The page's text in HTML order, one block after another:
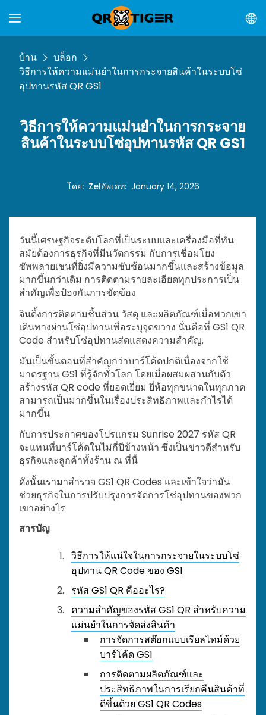
บ้าน
บล็อก
วิธีการให้ความแม่นยำในการกระจายสินค้าในระบบโซ่
อุปทานรหัส QR GS1
วิธีการให้ความแม่นยำในการกระจาย
สินค้าในระบบโซ่อุปทานรหัส QR GS1
โดย: Zelอัพเดท: January 14, 2026
วันนี้เศรษฐกิจระดับโลกที่เป็นระบบและเครื่องมือที่ทัน
สมัยต้องการธุรกิจที่มีนวัตกรรม กับการเชื่อมโยง
ซัพพลายเชนที่ยิ่งมีความซับซ้อนมากขึ้นและสร้างข้อมูล
มากขึ้นกว่าเดิม การติดตามรายละเอียดทุกประการเป็น
สำคัญเพื่อป้องกันการขัดข้อง
จินดิ้งการติดตามชิ้นส่วน วัสดุ และผลิตภัณฑ์เมื่อพวกเขา
เดินทางผ่านโซ่อุปทานเพื่อระบุจุดขวาง นั่นคือที่ GS1 QR
Code สำหรับโซ่อุปทานส่ดแสดงความสำคัญ.
มันเป็นขั้นตอนที่สำคัญกว่าบาร์โค้ดปกติเนื่องจากใช้
มาตรฐาน GS1 ที่รู้จักทั่วโลก โดยเมื่อผสมผสานกับตัว
สร้างรหัส QR code ที่ยอดเยี่ยม ยี่ห้อทุกขนาดในทุกภาค
สามารถเป็นมากขึ้นในเรื่องประสิทธิภาพและกำไรได้
มากขึ้น
กับการประกาศของโปรแกรม Sunrise 2027 รหัส QR
จะแทนที่บาร์โค้ดในไม่กี่ปีข้างหน้า ซึ่งเป็นข่าวดีสำหรับ
ธุรกิจและลูกค้าทั้งร้าน ณ ที่นี้
ดังนั้นเรามาสำรวจ GS1 QR Codes และเข้าใจว่ามัน
ช่วยธุรกิจในการปรับปรุงการจัดการโซ่อุปทานของพวก
เขาอย่างไร
สารบัญ
วิธีการให้แน่ใจในการกระจายในระบบโซ่
อุปทาน QR Code ของ GS1
รหัส GS1 QR คืออะไร?
ความสำคัญของรหัส GS1 QR สำหรับความ
แม่นยำในการจัดส่งสินค้า
การจัดการสต๊อกแบบเรียลไทม์ด้วย
บาร์โค้ด GS1
การติดตามผลิตภัณฑ์และ
ประสิทธิภาพในการเรียกคืนสินค้าที่
ดีขึ้นด้วย GS1 QR Codes